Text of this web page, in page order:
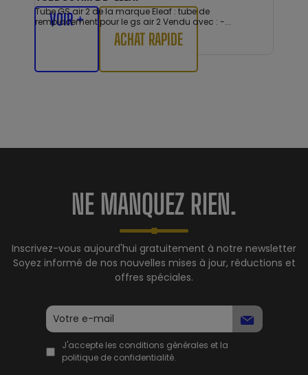
Tube GS air 2 de la marque Eleaf : tube de
remplacement pour le gs air 2 Vendu avec : -...
VOIR +
ACHAT RAPIDE
NE MANQUEZ RIEN.
Inscrivez-vous aujourd'hui gratuitement à notre newsletter
Soyez informé de nos nouvelles mises à jour, réductions et
offres spéciales.
J'accepte les conditions générales et la
politique de confidentialité.